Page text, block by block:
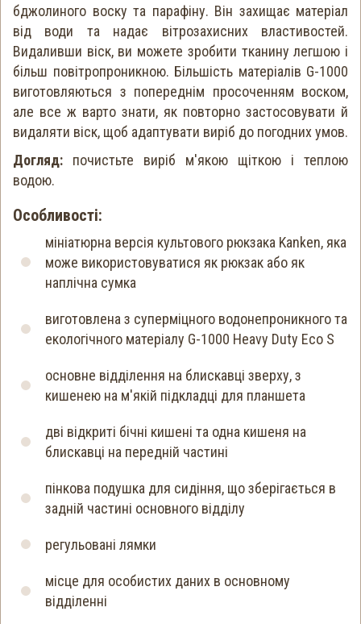
бджолиного воску та парафіну. Він захищає матеріал
від води та надає вітрозахисних властивостей.
Видаливши віск, ви можете зробити тканину легшою і
більш повітропроникною. Більшість матеріалів G-1000
виготовляються з попереднім просоченням воском,
але все ж варто знати, як повторно застосовувати й
видаляти віск, щоб адаптувати виріб до погодних умов.
Догляд: почистьте виріб м'якою щіткою і теплою
водою.
Особливості:
мініатюрна версія культового рюкзака Kanken, яка
може використовуватися як рюкзак або як
наплічна сумка
виготовлена ​​з суперміцного водонепроникного та
екологічного матеріалу G-1000 Heavy Duty Eco S
основне відділення на блискавці зверху, з
кишенею на м'якій підкладці для планшета
дві відкриті бічні кишені та одна кишеня на
блискавці на передній частині
пінкова подушка для сидіння, що зберігається в
задній частині основного відділу
регульовані лямки
місце для особистих даних в основному
відділенні